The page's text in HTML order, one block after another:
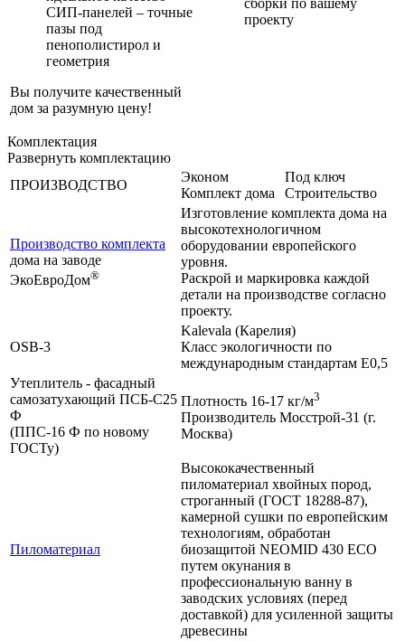
СИП-панелей – точные
пазы под
пенополистирол и
геометрия
Вы получите качественный
дом за разумную цену!
проекту
Комплектация
Развернуть комплектацию
ПРОИЗВОДСТВО
Эконом
Комплект дома
Под ключ
Строительство
Производство комплекта
дома на заводе
ЭкоЕвроДом®
Изготовление комплекта дома на
высокотехнологичном
оборудовании европейского
уровня.
Раскрой и маркировка каждой
детали на производстве согласно
проекту.
OSB-3
Kalevala (Карелия)
Класс экологичности по
международным стандартам Е0,5
Утеплитель - фасадный
самозатухающий ПСБ-С25
Ф
(ППС-16 Ф по новому
ГОСТу)
Плотность 16-17 кг/м3
Производитель Мосстрой-31 (г.
Москва)
Пиломатериал
Высококачественный
пиломатериал хвойных пород,
строганный (ГОСТ 18288-87),
камерной сушки по европейским
технологиям, обработан
биозащитой NEOMID 430 ЕСО
путем окунания в
профессиональную ванну в
заводских условиях (перед
доставкой) для усиленной защиты
древесины